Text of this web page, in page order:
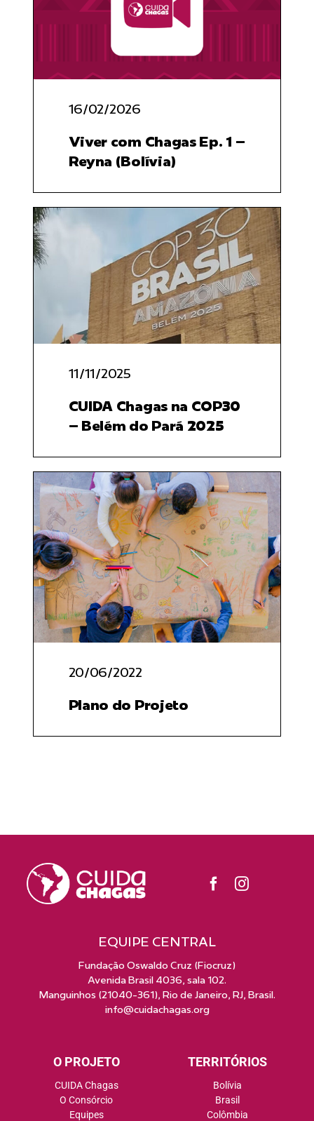
16/02/2026
Viver com Chagas Ep. 1 –
Reyna (Bolívia)
11/11/2025
CUIDA Chagas na COP30
– Belém do Pará 2025
20/06/2022
Plano do Projeto
EQUIPE CENTRAL
Fundação Oswaldo Cruz (Fiocruz)
Avenida Brasil 4036, sala 102.
Manguinhos (21040-361), Rio de Janeiro, RJ, Brasil.
info@cuidachagas.org
O PROJETO
CUIDA Chagas
O Consórcio
Equipes
TERRITÓRIOS
Bolívia
Brasil
Colômbia